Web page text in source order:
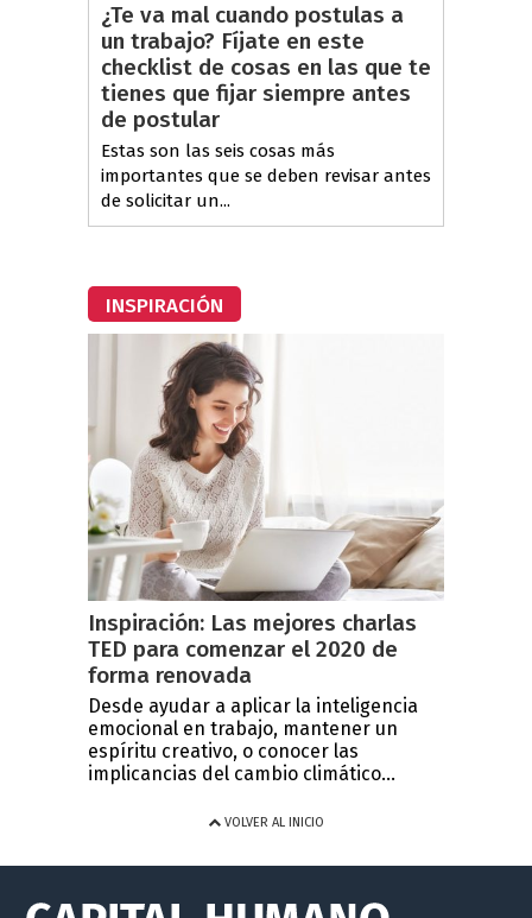
¿Te va mal cuando postulas a
un trabajo? Fíjate en este
checklist de cosas en las que te
tienes que fijar siempre antes
de postular
Estas son las seis cosas más
importantes que se deben revisar antes
de solicitar un...
INSPIRACIÓN
Inspiración: Las mejores charlas
TED para comenzar el 2020 de
forma renovada
Desde ayudar a aplicar la inteligencia
emocional en trabajo, mantener un
espíritu creativo, o conocer las
implicancias del cambio climático...
VOLVER AL INICIO